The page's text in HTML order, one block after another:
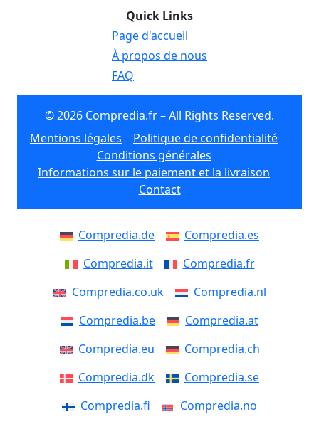
Quick Links
Page d'accueil
À propos de nous
FAQ
© 2026 Compredia.fr – All Rights Reserved.
Mentions légales
Politique de confidentialité
Conditions générales
Informations sur le paiement et la livraison
Contact
Compredia.de
Compredia.es
Compredia.it
Compredia.fr
Compredia.co.uk
Compredia.nl
Compredia.be
Compredia.at
Compredia.eu
Compredia.ch
Compredia.dk
Compredia.se
Compredia.fi
Compredia.no